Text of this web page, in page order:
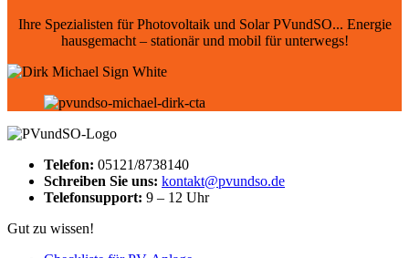
Ihre Spezialisten für Photovoltaik und Solar PVundSO... Energie
hausgemacht – stationär und mobil für unterwegs!
Telefon: 05121/8738140
Schreiben Sie uns: kontakt@pvundso.de
Telefonsupport: 9 – 12 Uhr
Gut zu wissen!